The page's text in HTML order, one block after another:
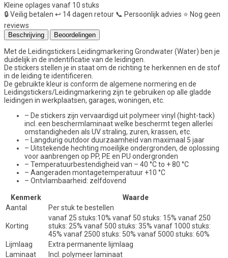
Kleine oplages vanaf 10 stuks
🔒Veilig betalen ↩️ 14 dagen retour 📞 Persoonlijk advies ⭐ Nog geen
reviews
Beschrijving Beoordelingen
Met de Leidingstickers Leidingmarkering Grondwater (Water) ben je
duidelijk in de indentificatie van de leidingen.
De stickers stellen je in staat om de richting te herkennen en de stof
in de leiding te identificeren.
De gebruikte kleur is conform de algemene normering en de
Leidingstickers/Leidingmarkering zijn te gebruiken op alle gladde
leidingen in werkplaatsen, garages, woningen, etc.
– De stickers zijn vervaardigd uit polymeer vinyl (hight-tack)
incl. een beschermlaminaat welke beschermt tegen allerlei
omstandigheden als UV straling, zuren, krassen, etc.
– Langdurig outdoor duurzaamheid van maximaal 5 jaar
– Uitstekende hechting moeilijke ondergronden, de oplossing
voor aanbrengen op PP, PE en PU ondergronden
– Temperatuurbestendigheid van – 40 °C to + 80 °C
– Aangeraden montagetemperatuur +10 °C
– Ontvlambaarheid: zelfdovend
Kenmerk
Waarde
Aantal
Per stuk te bestellen
Korting
vanaf 25 stuks:10% vanaf 50 stuks: 15% vanaf 250
stuks: 25% vanaf 500 stuks: 35% vanaf 1000 stuks:
45% vanaf 2500 stuks: 50% vanaf 5000 stuks: 60%
Lijmlaag
Extra permanente lijmlaag
Laminaat
Incl. polymeer laminaat